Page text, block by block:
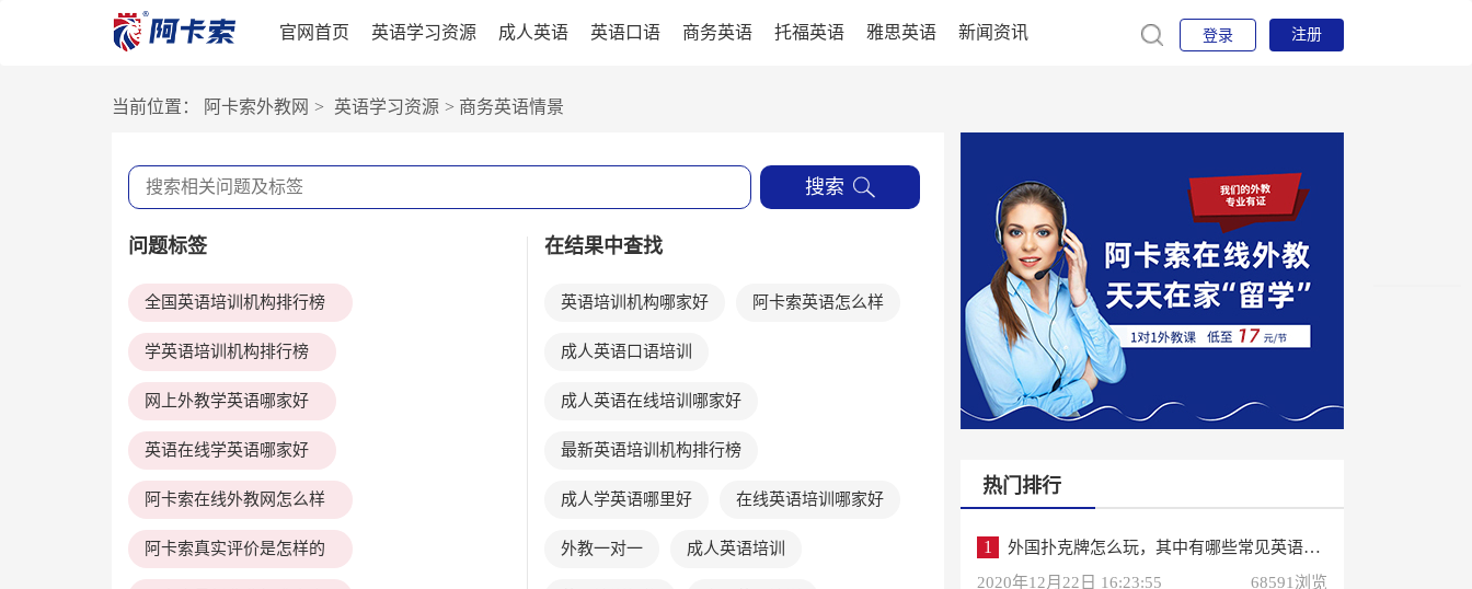
官网首页 英语学习资源 成人英语 英语口语 商务英语 托福英语 雅思英语 新闻资讯 登录 注册
当前位置： 阿卡索外教网 > 英语学习资源 > 商务英语情景
搜索
问题标签
全国英语培训机构排行榜
学英语培训机构排行榜
网上外教学英语哪家好
英语在线学英语哪家好
阿卡索在线外教网怎么样
阿卡索真实评价是怎样的
在结果中查找
英语培训机构哪家好 阿卡索英语怎么样
成人英语口语培训
成人英语在线培训哪家好
最新英语培训机构排行榜
成人学英语哪里好 在线英语培训哪家好
外教一对一 成人英语培训
热门排行
1
外国扑克牌怎么玩，其中有哪些常见英语词汇？
2020年12月22日 16:23:55
68591浏览